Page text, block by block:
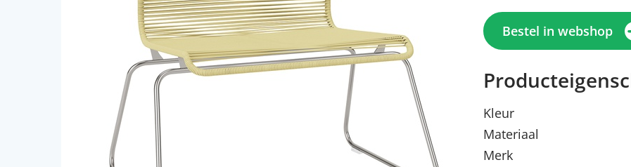
Bestel in webshop
Kleur
Materiaal
Merk